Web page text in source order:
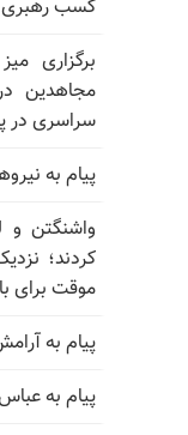
کسب رهبری
برگزاری
مجاهدین
سراسری در
پیام به نیروهای
واشنگتن و
کردند؛
موقت برای
پیام به
پیام به عباس ۱۲۱۲